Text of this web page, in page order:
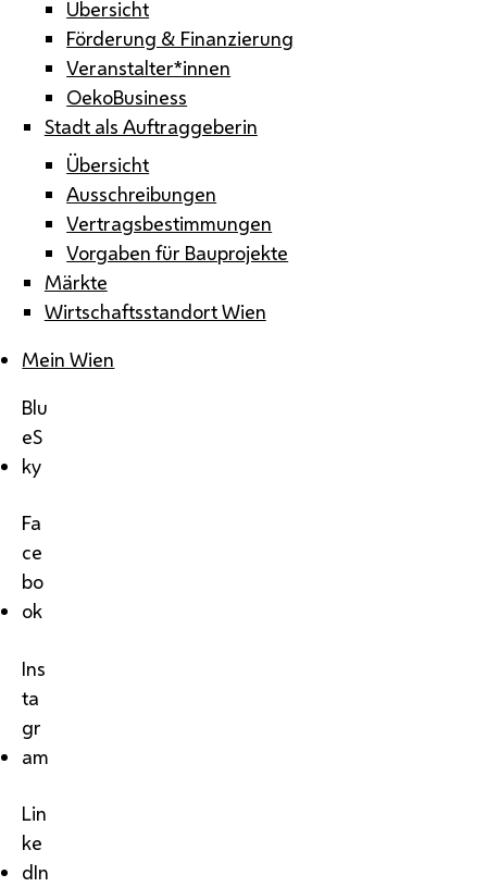
Übersicht
Förderung & Finanzierung
Veranstalter*innen
OekoBusiness
Stadt als Auftraggeberin
Übersicht
Ausschreibungen
Vertragsbestimmungen
Vorgaben für Bauprojekte
Märkte
Wirtschaftsstandort Wien
Mein Wien
Blu
eS
ky
Fa
ce
bo
ok
Ins
ta
gr
am
Lin
ke
dIn